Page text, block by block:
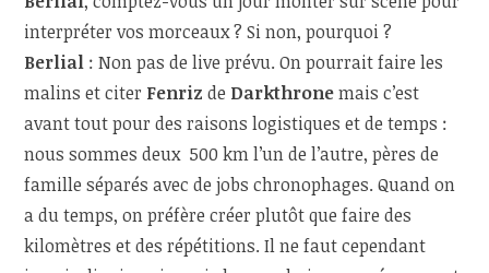
interpréter vos morceaux ? Si non, pourquoi ?
Berlial : Non pas de live prévu. On pourrait faire les
malins et citer Fenrizde Darkthronemais c’est
avant tout pour des raisons logistiques et de temps :
nous sommes deux 500 km l’un de l’autre, pères de
famille séparés avec de jobs chronophages. Quand on
a du temps, on préfère créer plutôt que faire des
kilomètres et des répétitions. Il ne faut cependant